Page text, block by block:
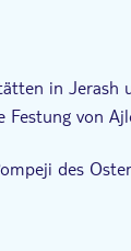
in Jerash
Festung von
des